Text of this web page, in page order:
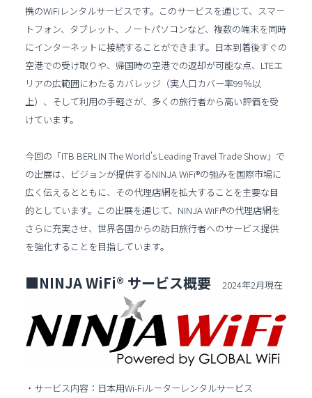
携のWiFiレンタルサービスです。このサービスを通じて、スマー
トフォン、タブレット、ノートパソコンなど、複数の端末を同時
にインターネットに接続することができます。日本到着後すぐの
空港での受け取りや、帰国時の空港での返却が可能な点、LTEエ
リアの広範囲にわたるカバレッジ（実人口カバー率99％以
上）、そして利用の手軽さが、多くの旅行者から高い評価を受
けています。
今回の「ITB BERLIN The World's Leading Travel Trade Show」で
の出展は、ビジョンが提供するNINJA WiFi®の強みを国際市場に
広く伝えるとともに、その代理店網を拡大することを主要な目
的としています。この出展を通じて、NINJA WiFi®の代理店網を
さらに充実させ、世界各国からの訪日旅行者へのサービス提供
を強化することを目指しています。
■NINJA WiFi® サービス概要2024年2月現在
・サービス内容：日本用Wi-Fiルーターレンタルサービス